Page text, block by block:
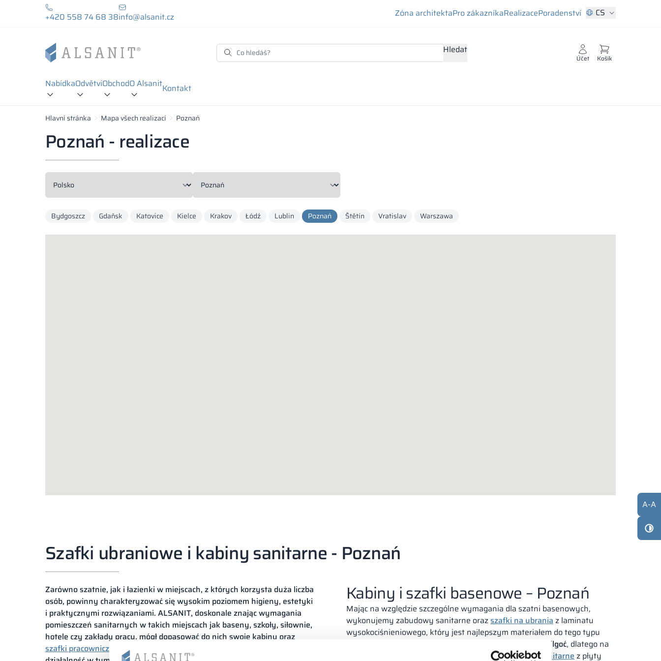
+420 558 74 68 38info@alsanit.cz Zóna architektaPro zákazníkaRealizacePoradenství CS
Hledat
Účet Košík
NabídkaOdvětvíObchodO AlsanitKontakt
Hlavní stránka Mapa všech realizací Poznań
Poznań - realizace
Bydgoszcz Gdaňsk Katovice Kielce Krakov Łódź Lublin Poznań Štětín Vratislav Warszawa
Szafki ubraniowe i kabiny sanitarne - Poznań
Zarówno szatnie, jak i łazienki w miejscach, z których korzysta duża liczba
osób, powinny charakteryzować się wysokim poziomem higieny, estetyki
i praktycznymi rozwiązaniami. ALSANIT, doskonale znając wymagania
pomieszczeń sanitarnych w takich miejscach jak baseny, szkoły, siłownie,
hotele czy zakłady pracy, mógł dopasować do nich swoje kabiny oraz
szafki pracownicze
. Poznań to jedno z miast, w których rozwijamy
Kabiny i szafki basenowe – Poznań
Mając na względzie szczególne wymagania dla szatni basenowych,
wykonujemy zabudowy sanitarne orazszafki na ubraniaz laminatu
wysokociśnieniowego, który jest najlepszym materiałem do tego typu
całkowita odporność na wodę i wilgoć, dlatego na
pływalni sprawdzi się znakomicie. Szafki orazkabiny sanitarnez płyty
A-A